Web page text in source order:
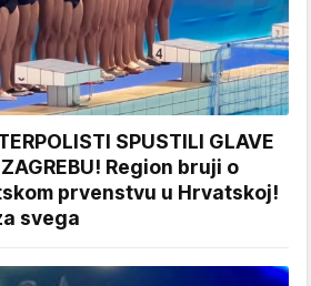
SPUSTILI GLAVE
Region bruji o
prvenstvu u Hrvatskoj!
svega